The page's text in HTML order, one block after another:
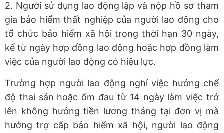
2. Người sử dụng lao động lập và nộp hồ sơ tham
gia bảo hiểm thất nghiệp của người lao động cho
tổ chức bảo hiểm xã hội trong thời hạn 30 ngày,
kể từ ngày hợp đồng lao động hoặc hợp đồng làm
việc của người lao động có hiệu lực.
Trường hợp người lao động nghỉ việc hưởng chế
độ thai sản hoặc ốm đau từ 14 ngày làm việc trở
lên không hưởng tiền lương tháng tại đơn vị mà
hưởng trợ cấp bảo hiểm xã hội, người lao động